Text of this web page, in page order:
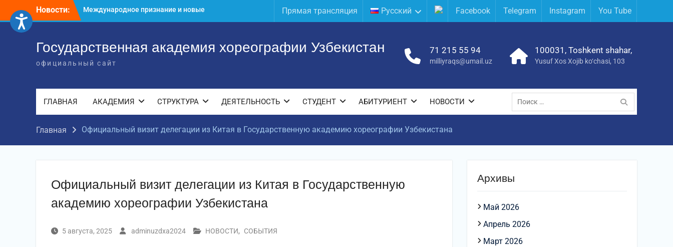
содержимому
Новости:
достижения молодых хореографов
достижения молодых хореографов!
Прямая трансляция Русский Facebook Telegram Instagram You Tube
Государственная академия хореографии Узбекистан
официальный сайт
71 215 55 94
milliyraqs@umail.uz
100031, Toshkent shahar,
Yusuf Xos Xojib ko‘chasi, 103
ГЛАВНАЯ АКАДЕМИЯ СТРУКТУРА ДЕЯТЕЛЬНОСТЬ СТУДЕНТ АБИТУРИЕНТ НОВОСТИ
Поиск
по:
Главная Официальный визит делегации из Китая в Государственную академию хореографии Узбекистана
Официальный визит делегации из Китая в Государственную
академию хореографии Узбекистана
5 августа, 2025 adminuzdxa2024 НОВОСТИ, СОБЫТИЯ
Архивы
Май 2026
Апрель 2026
Март 2026